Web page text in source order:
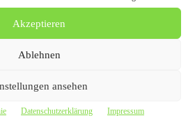
Akzeptieren
Ablehnen
ansehen
Datenschutzerklärung Impressum
den Medien: PR Public
News-Nachrichtenverteiler:
auto-news-nachrichten-
A bis Z:
presseverteiler